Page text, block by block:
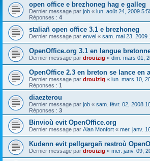
open office e brezhoneg hag e galleg
Dernier message par job « lun. août 24, 2009
Réponses : 4
staliañ open office 3.1 e brezhoneg
Dernier message par envel « sam. mai 23, 2009
OpenOffice.org 3.1 en langue
Dernier message par drouizig « dim. mars 01,
OpenOffice 2.3 en breton se lance en
Dernier message par drouizig « lun. mars 10,
Réponses : 1
diaezterou
Dernier message par job « sam. févr. 02, 2008
Réponses : 3
Binvioù evit OpenOffice.org
Dernier message par Alan Monfort « mer. janv.
Kudenn evit pellgargañ restroù
Dernier message par drouizig « mer. janv. 09,